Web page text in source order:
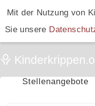
Mit der Nutzung von
Sie unsere
Stellenangebote